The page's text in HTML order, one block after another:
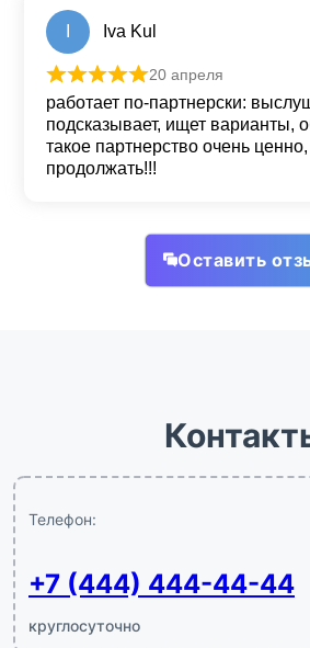
Iva Kul
Оценка из 5
20 апреля
работает по-партнерски:
подсказывает, ищет варианты,
такое партнерство очень
продолжать!!!
Оставить
Телефон:
+7 (444) 444-44-44
круглосуточно